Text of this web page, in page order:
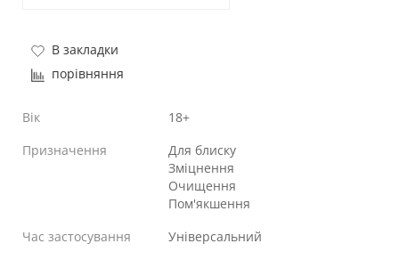
В закладки
порівняння
Вік
18+
Призначення
Для блиску
Зміцнення
Очищення
Пом'якшення
Час застосування
Універсальний